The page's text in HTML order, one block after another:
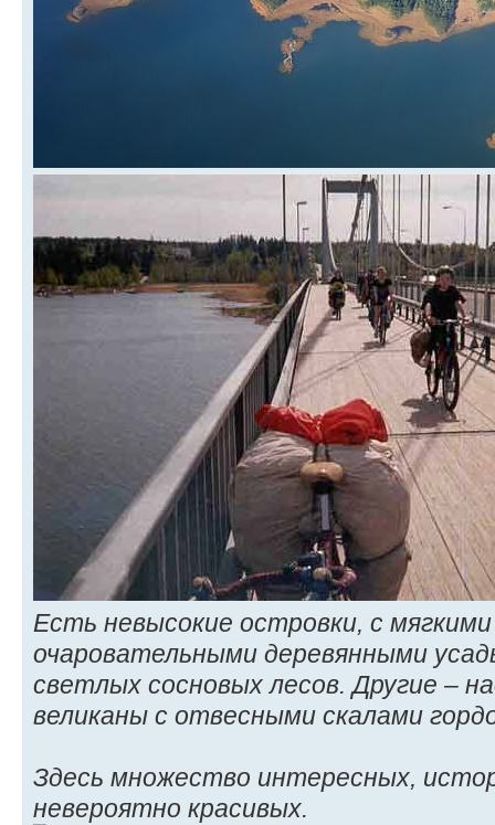
Есть невысокие островки, с
очаровательными деревянными
светлых сосновых лесов. Другие –
великаны с отвесными скалами
Здесь множество интересных,
невероятно красивых.